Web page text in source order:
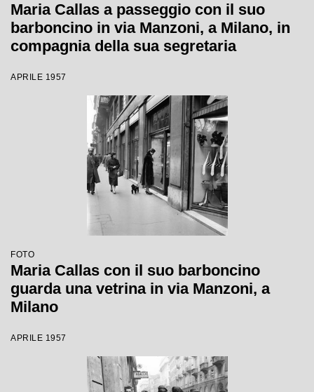
Maria Callas a passeggio con il suo
barboncino in via Manzoni, a Milano, in
compagnia della sua segretaria
APRILE 1957
FOTO
Maria Callas con il suo barboncino
guarda una vetrina in via Manzoni, a
Milano
APRILE 1957